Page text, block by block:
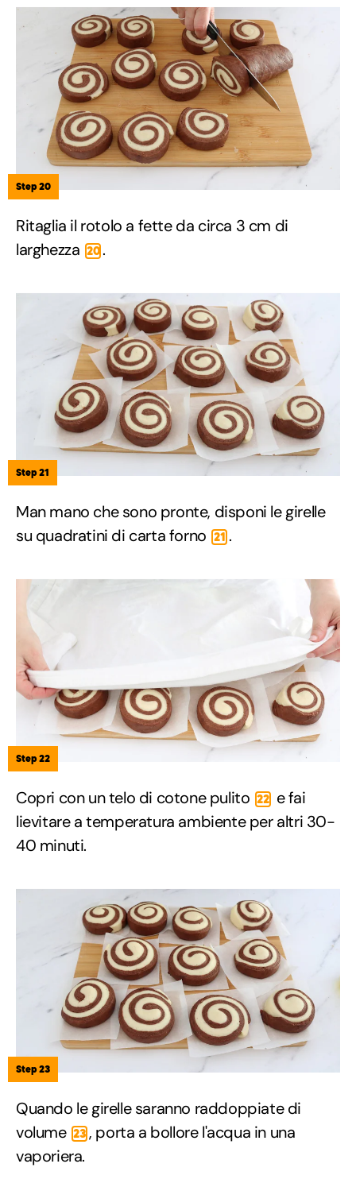
Step 20
Ritaglia il rotolo a fette da circa 3 cm di
larghezza 20 .
Step 21
Man mano che sono pronte, disponi le girelle
su quadratini di carta forno 21 .
Step 22
Copri con un telo di cotone pulito 22 e fai
lievitare a temperatura ambiente per altri 30-
40 minuti.
Step 23
Quando le girelle saranno raddoppiate di
volume 23 , porta a bollore l'acqua in una
vaporiera.